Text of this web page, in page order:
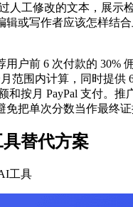
人工修改的文本，展示
辑或写作者应该怎样结
用户前 6 次付款的 30%
范围内计算，同时提供
和按月 PayPal 支付。推
把单次分数当作最终证
替代方案
工具